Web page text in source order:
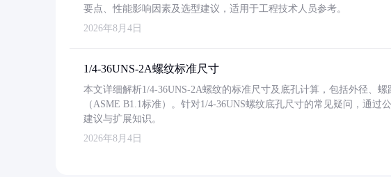
要点、性能影响因素及选型建议，适用于工程技术人员参考。
2026年8月4日
1/4-36UNS-2A螺纹标准尺寸
本文详细解析1/4-36UNS-2A螺纹的标准尺寸及底孔计算，包括外径、
（ASME B1.1标准）。针对1/4-36UNS螺纹底孔尺寸的常见疑问，通
建议与扩展知识。
2026年8月4日